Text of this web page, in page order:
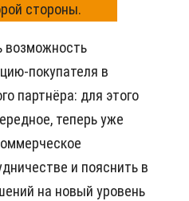
стороны.
возможность
покупателя в
партнёра: для этого
теперь уже
и пояснить в
на новый уровень